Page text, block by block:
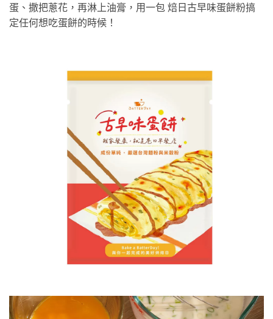
蛋、撒把蔥花，再淋上油膏，用一包 焙日古早味蛋餅粉搞
定任何想吃蛋餅的時候！